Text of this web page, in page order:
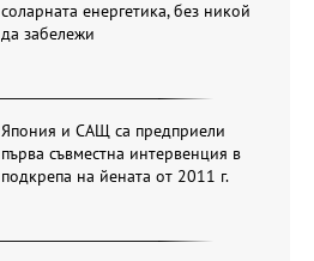
соларната енергетика, без никой
да забележи
Япония и САЩ са предприели
първа съвместна интервенция в
подкрепа на йената от 2011 г.